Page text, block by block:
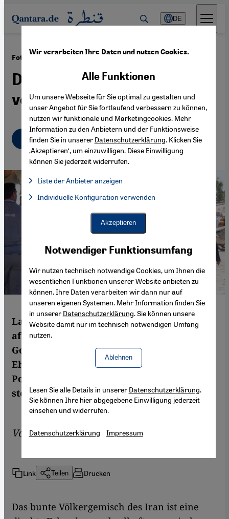
Direkt zum Inhalt springen
DE
Foto-Band "Afro-Iran" ·11.03.2016
Die vergessene Minderheit
vom Persischen Golf
Deutsch English عربي
Lange Zeit war wenig bekannt über die
afro-iranische Minderheit am Persischen
Golf. Der deutsch-iranische Fotograf Mahdi
Ehsaei hat nun ihre Lebenswelten in
Porträts dokumentiert. Marian Brehmer
stellt das Buch vor.
VonMarian Brehmer
Link Teilen Drucken
Das bunte Völkergemisch des Iran ist eine
Wir verarbeiten Ihre Daten und nutzen Cookies.
Notwendiger Funktionsumfang
Wir nutzen technisch notwendige Cookies, um Ihnen die
wesentlichen Funktionen unserer Website anbieten zu
können. Ihre Daten verarbeiten wir dann nur auf
unseren eigenen Systemen. Mehr Information finden Sie
in unserer Datenschutzerklärung. Sie können unsere
Website damit nur im technisch notwendigen Umfang
nutzen.
Ablehnen
Alle Funktionen
Um unsere Webseite für Sie optimal zu gestalten und
unser Angebot für Sie fortlaufend verbessern zu können,
nutzen wir funktionale und Marketingcookies. Mehr
Information zu den Anbietern und der Funktionsweise
finden Sie in unserer Datenschutzerklärung. Klicken Sie
‚Akzeptieren‘, um einzuwilligen. Diese Einwilligung
können Sie jederzeit widerrufen.
Liste der Anbieter anzeigen
Facebook Embed / Facebook Connect, Google Maps Embed,
Facebook Embed / Facebook Connect
Google Maps Embed
Individuelle Konfiguration verwenden
Akzeptieren
Lesen Sie alle Details in unserer Datenschutzerklärung.
Sie können Ihre hier abgegebene Einwilligung jederzeit
einsehen und widerrufen.
Datenschutzerklärung Impressum